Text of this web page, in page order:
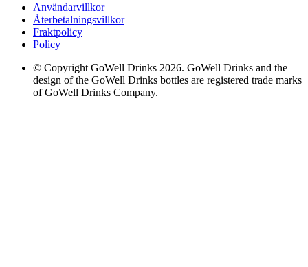
Användarvillkor
Återbetalningsvillkor
Fraktpolicy
Policy
© Copyright GoWell Drinks 2026. GoWell Drinks and the
design of the GoWell Drinks bottles are registered trade marks
of GoWell Drinks Company.